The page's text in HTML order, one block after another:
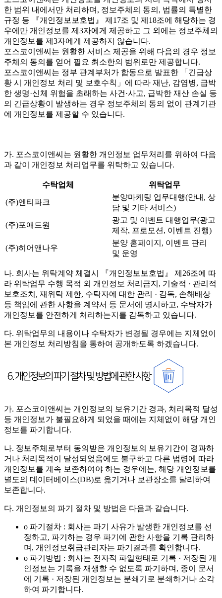
한 범위 내에서만 처리하며, 정보주체의 동의, 법률의 특별한
규정 등 『개인정보보호법』 제17조 및 제18조에 해당하는 경
우에만 개인정보를 제3자에게 제공하고 그 외에는 정보주체의
개인정보를 제3자에게 제공하지 않습니다.
포스코이앤씨는 원활한 서비스 제공을 위해 다음의 경우 정보
주체의 동의를 얻어 필요 최소한의 범위로만 제공합니다.
포스코이앤씨는 정부 관계부처가 합동으로 발표한 「긴급상
황 시 개인정보 처리 및 보호수칙」에 따라 재난, 감염병, 급박
한 생명·신체 위험을 초래하는 사건·사고, 급박한 재산 손실 등
의 긴급상황이 발생하는 경우 정보주체의 동의 없이 관계기관
에 개인정보를 제공할 수 있습니다.
가. 포스코이앤씨는 원활한 개인정보 업무처리를 위하여 다음
과 같이 개인정보 처리업무를 위탁하고 있습니다.
수탁업체 위탁업무
(주)엔티파크
분양마케팅 업무대행(안내, 상
담 및 기타 서비스)
(주)포애드원
광고 및 이벤트 대행업무(광고
제작, 프로모션, 이벤트 진행)
(주)히어앤나우
분양 홈페이지, 이벤트 관리
및 운영
나. 회사는 위탁계약 체결시 『개인정보보호법』 제26조에 따
라 위탁업무 수행 목적 외 개인정보 처리금지, 기술적 · 관리적
보호조치, 재위탁 제한, 수탁자에 대한 관리 · 감독, 손해배상
등 책임에 관한 사항을 계약서 등 문서에 명시하고, 수탁자가
개인정보를 안전하게 처리하는지를 감독하고 있습니다.
다. 위탁업무의 내용이나 수탁자가 변경될 경우에는 지체없이
본 개인정보 처리방침을 통하여 공개하도록 하겠습니다.
가. 포스코이앤씨는 개인정보의 보유기간 경과, 처리목적 달성
등 개인정보가 불필요하게 되었을 때에는 지체없이 해당 개인
정보를 파기합니다.
나. 정보주체로부터 동의받은 개인정보의 보유기간이 경과하
거나 처리목적이 달성되었음에도 불구하고 다른 법령에 따라
개인정보를 계속 보존하여야 하는 경우에는, 해당 개인정보를
별도의 데이터베이스(DB)로 옮기거나 보관장소를 달리하여
보존합니다.
다. 개인정보의 파기 절차 및 방법은 다음과 같습니다.
o 파기절차 : 회사는 파기 사유가 발생한 개인정보를 선
정하고, 파기하는 경우 파기에 관한 사항을 기록 관리하
며, 개인정보취급관리자는 파기결과를 확인합니다.
o 파기방법 : 회사는 전자적 파일형태로 기록 · 저장된 개
인정보는 기록을 재생할 수 없도록 파기하며, 종이 문서
에 기록 · 저장된 개인정보는 분쇄기로 분쇄하거나 소각
하여 파기합니다.